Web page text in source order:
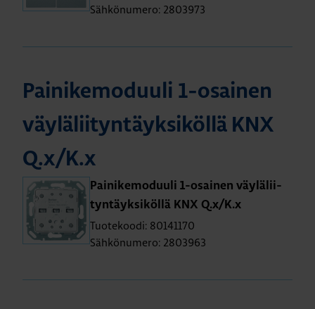
Sähkönumero: 2803973
Pai­ni­ke­mo­duu­li 1-osai­nen
väy­lä­lii­tyn­täyk­si­köl­lä KNX
Q.x/K.x
Pai­ni­ke­mo­duu­li 1-osai­nen väy­lä­lii­
tyn­täyk­si­köl­lä KNX Q.x/K.x
Tuotekoodi: 80141170
Sähkönumero: 2803963